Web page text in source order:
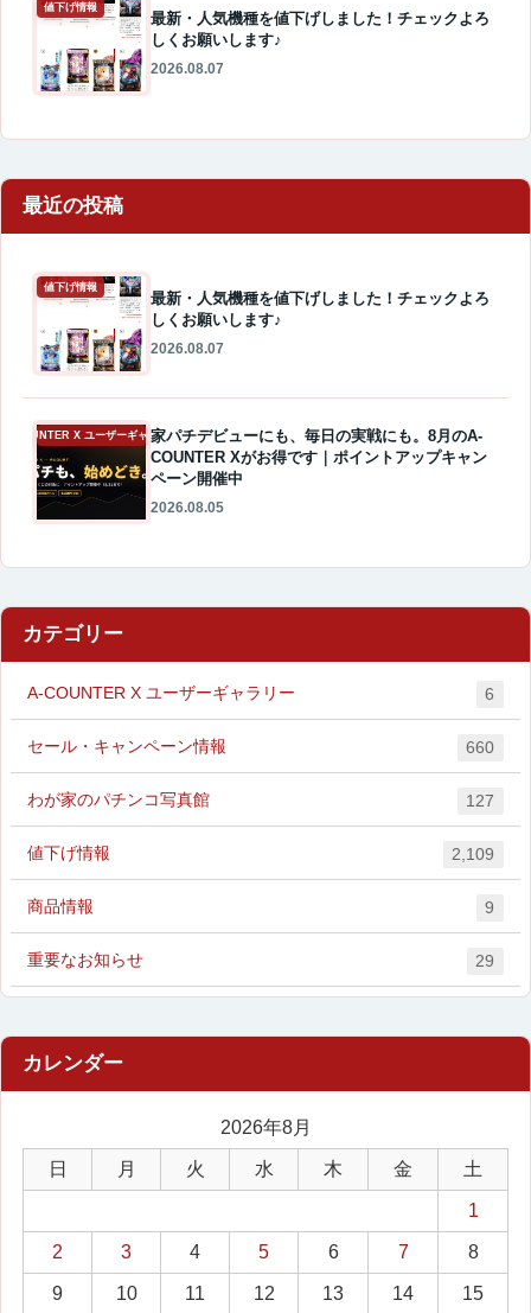
値下げ情報
最新・人気機種を値下げしました！チェックよろ
しくお願いします♪
2026.08.07
最近の投稿
値下げ情報
最新・人気機種を値下げしました！チェックよろ
しくお願いします♪
2026.08.07
A-COUNTER X ユーザーギャラリー家パチデビューにも、毎日の実戦にも。8月のA-
COUNTER Xがお得です｜ポイントアップキャン
ペーン開催中
2026.08.05
カテゴリー
A-COUNTER X ユーザーギャラリー 6
セール・キャンペーン情報 660
わが家のパチンコ写真館 127
値下げ情報 2,109
商品情報 9
重要なお知らせ 29
2026年8月
日 月 火 水 木 金 土
1
2 3 4 5 6 7 8
9 10 11 12 13 14 15